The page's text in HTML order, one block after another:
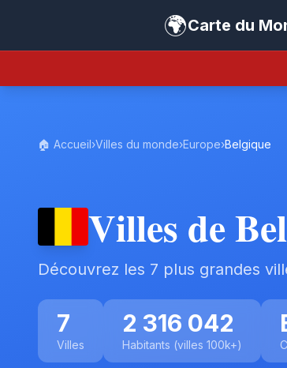
🌍Carte du
🏠 Accueil›Villes du monde›Europe›Belgique
Villes de
Découvrez les 7 plus grandes
7
Villes
2 316 042
Habitants (villes 100k+)